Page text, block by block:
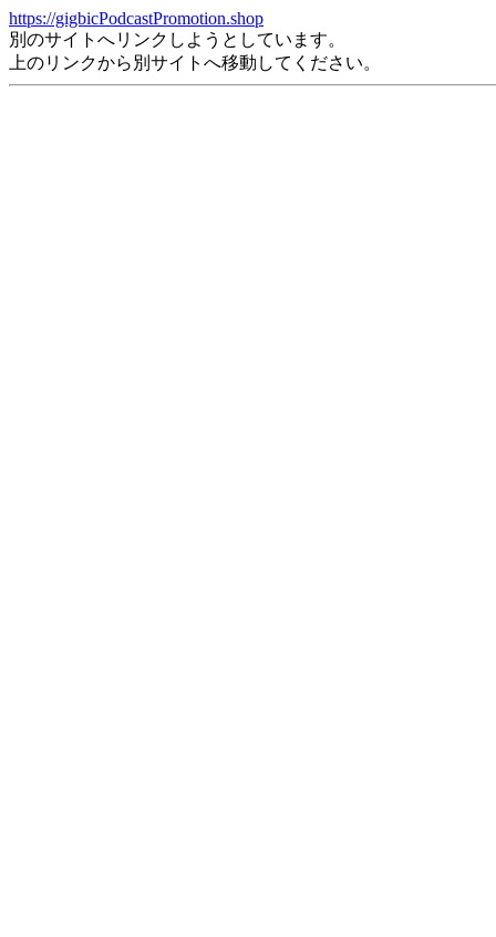
https://gigbicPodcastPromotion.shop
別のサイトへリンクしようとしています。
上のリンクから別サイトへ移動してください。